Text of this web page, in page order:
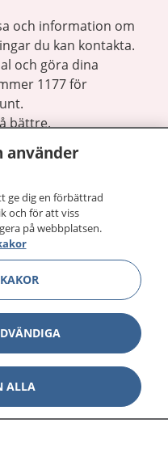
och information om
du kan kontakta.
och göra dina
1177 för
bättre.
Visa
Visa
använder
ge dig en förbättrad
och för att viss
på webbplatsen.
ALLA